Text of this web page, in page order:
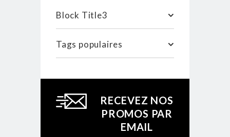
Block Title3
Tags populaires
RECEVEZ NOS
PROMOS PAR
EMAIL